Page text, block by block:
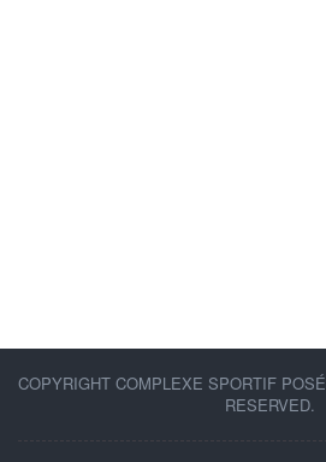
COPYRIGHT COMPLEXE SPORTIF
RESERVED.